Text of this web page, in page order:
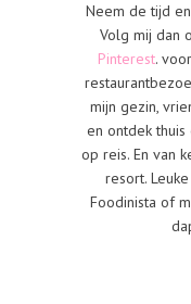
Neem de tijd
Volg mij dan
Pinterest.
mijn gezin,
en ontdek
op reis. En van
resort.
Foodinista of